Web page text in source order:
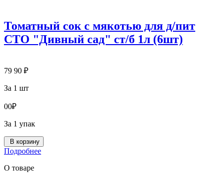
Томатный сок с мякотью для д/пит
СТО "Дивный сад" ст/б 1л (6шт)
79 90 ₽
За 1 шт
00₽
За 1 упак
В корзину
Подробнее
О товаре